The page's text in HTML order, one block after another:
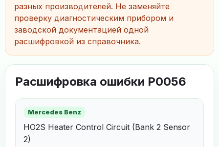
разных производителей. Не заменяйте
проверку диагностическим прибором и
заводской документацией одной
расшифровкой из справочника.
Расшифровка ошибки P0056
Mercedes Benz
HO2S Heater Control Circuit (Bank 2 Sensor
2)